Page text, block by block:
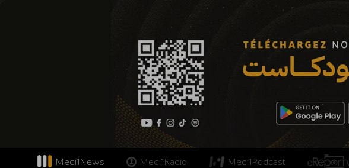
Medi1Podcast
Medi1Radio
Medi1News